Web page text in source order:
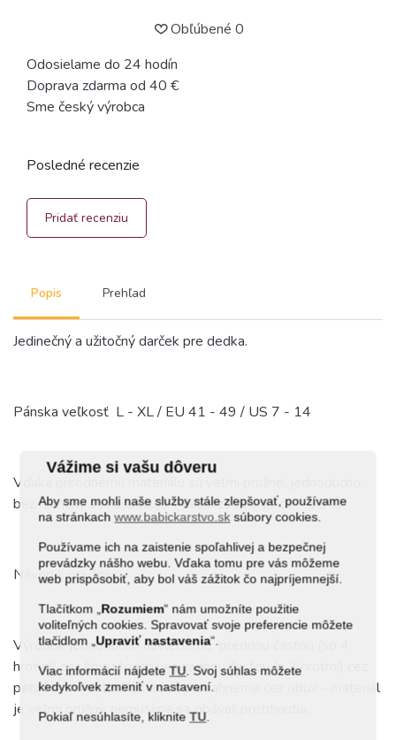
Vážime si vašu dôveru
Aby sme mohli naše služby stále zlepšovať, používame
na stránkachwww.babickarstvo.sk súbory cookies.
Používame ich na zaistenie spoľahlivej a bezpečnej
prevádzky nášho webu. Vďaka tomu pre vás môžeme
web prispôsobiť, aby bol váš zážitok čo najpríjemnejší.
Tlačítkom „Rozumiem“ nám umožníte použitie
voliteľných cookies. Spravovať svoje preferencie môžete
tlačidlom „Upraviť nastavenia“.
Viac informácií nájdete TU. Svoj súhlas môžete
kedykoľvek zmeniť v nastavení.
Pokiaľ nesúhlasíte, klikniteTU.
Obľúbené 0
Odosielame do 24 hodín
Doprava zdarma od 40 €
Sme český výrobca
Popis Prehľad
Jedinečný a užitočný darček pre dedka.
Pánska veľkosť L - XL / EU 41 - 49 / US 7 - 14
Vďaka prírodnému materiálu sú veľmi pružné, jednoducho,
bez námahy sa nasadzujú. Mrazuvzdorné až do -35°C.
Návod k použitiu:
Výrobok jednoducho navlečieme prednou časťou (so 4
hrotmi) cez špicu topánky a zadnou časťou (s 2 hrotmi) cez
pätu hrotmi dole. Dôkladne pretiahneme cez obuv - materiál
je veľmi pružný, nemusíme sa obávať pretrhnutia.
Posledné recenzie
Pridať recenziu